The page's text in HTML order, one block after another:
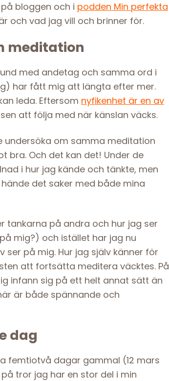
bloggen och i podden Min perfekta
och vad jag vill och brinner för.
meditation
med andetag och samma ord i
har fått mig att längta efter mer.
leda. Eftersom nyfikenhet är en av
att följa med när känslan väcks.
undersöka om samma meditation
bra. Och det kan det! Under de
i hur jag kände och tänkte, men
det saker med både mina
tankarna på andra och hur jag ser
mig?) och istället har jag nu
på mig. Hur jag själv känner för
att fortsätta meditera väcktes. På
infann sig på ett helt annat sätt än
är både spännande och
dag
femtiotvå dagar gammal (12 mars
tror jag har en stor del i min